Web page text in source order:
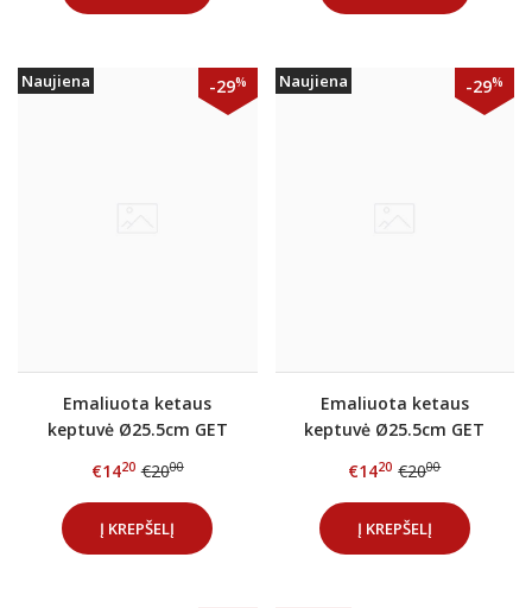
Naujiena -29%
Emaliuota ketaus
keptuvė Ø25.5cm GET
€1420 €2000
Į KREPŠELĮ
Naujiena -29%
Emaliuota ketaus
keptuvė Ø25.5cm GET
€1420 €2000
Į KREPŠELĮ